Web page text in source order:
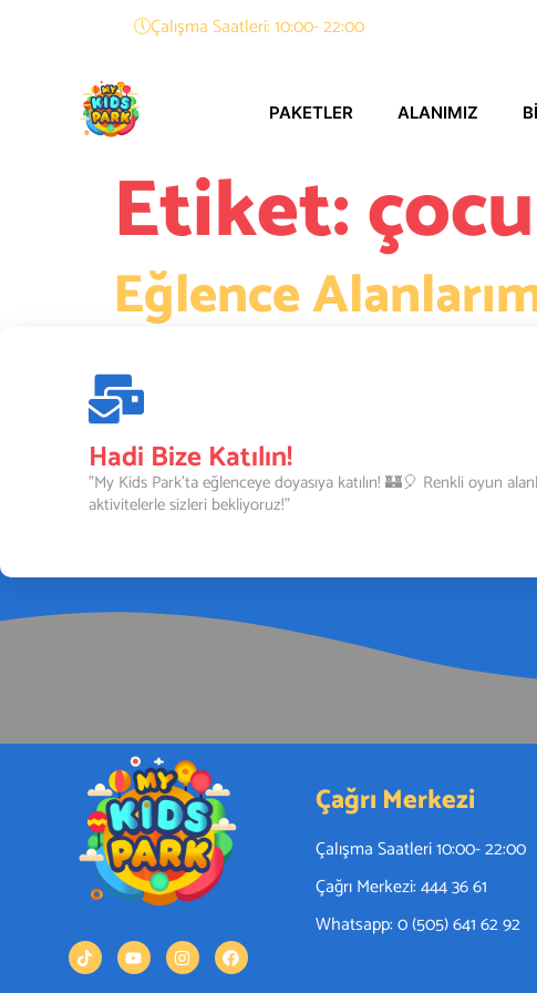
🕔Çalışma Saatleri: 10:00- 22:00
PAKETLER ALANIMIZ
Etiket:
Eğlence
için tasarlanmış birbirinden özel oyun alanları ile dolu dolu
ve […]
Hadi Bize Katılın!
"My Kids Park’ta eğlenceye doyasıya katılın! 🏰🎈 Renkli oyun
aktivitelerle sizleri bekliyoruz!"
Çağrı Merkezi
Çalışma Saatleri 10:00- 22:00
Çağrı Merkezi: 444 36 61
Whatsapp: 0 (505) 641 62 92